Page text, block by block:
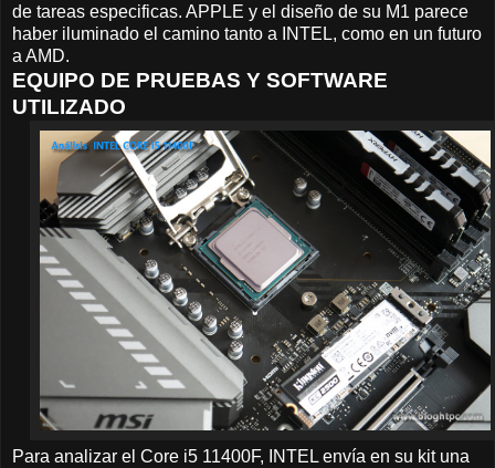
de tareas especificas. APPLE y el diseño de su M1 parece
haber iluminado el camino tanto a INTEL, como en un futuro
a AMD.
EQUIPO DE PRUEBAS Y SOFTWARE
UTILIZADO
Para analizar el Core i5 11400F, INTEL envía en su kit una